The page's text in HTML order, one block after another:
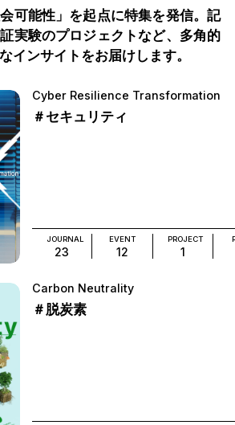
可能性」を起点に特集を発信。記
実験のプロジェクトなど、多角的
インサイトをお届けします。
Cyber Resilience Transformation
＃セキュリティ
JOURNAL
23
EVENT
12
PROJECT
1
Carbon Neutrality
＃脱炭素